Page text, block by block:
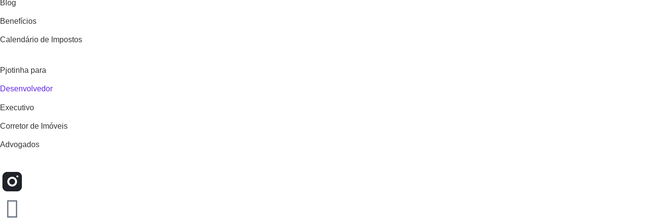
Blog
Benefícios
Calendário de Impostos
Pjotinha para
Desenvolvedor
Executivo
Corretor de Imóveis
Advogados